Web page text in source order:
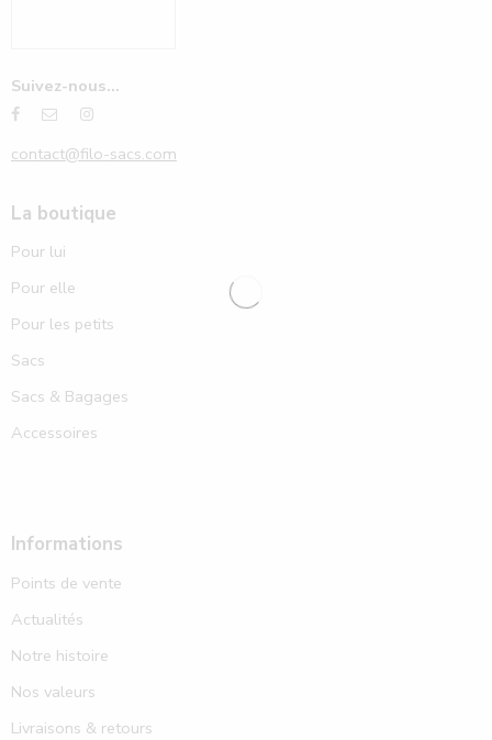
Suivez-nous...
contact@filo-sacs.com
La boutique
Pour lui
Pour elle
Pour les petits
Sacs
Sacs & Bagages
Accessoires
Informations
Points de vente
Actualités
Notre histoire
Nos valeurs
Livraisons & retours